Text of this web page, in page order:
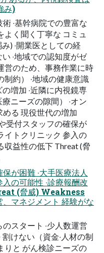
み)
‧基幹病院での豊富な
よく聞く丁寧な コミュ
) ‧開業医としての経
‧地域での認知度がゼ
営のため、事務作業に時
制約） ‧地域の健康意識
増加 ‧近隣に内視鏡専
ニーズの隙間） ‧オン
る 現役世代の増加
受付スタッフの確保が
イトクリニック 参⼊の
収益性の低下 Threat (脅
が困難 ‧⼤⼿医療法⼈
の可能性 ‧診療報酬改
(脅威) Weakness
マネジメント 経験がな
スタート ‧少⼈数運営
けない（資⾦‧⼈材の制
りと がん検診ニーズの